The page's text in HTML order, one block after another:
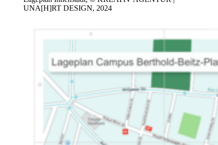
UNA[H]RT DESIGN, 2024